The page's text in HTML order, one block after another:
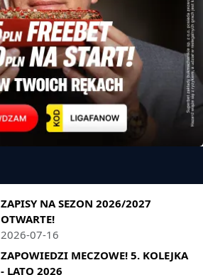
ZAPISY NA SEZON 2026/2027
OTWARTE!
2026-07-16
ZAPOWIEDZI MECZOWE! 5. KOLEJKA
- LATO 2026